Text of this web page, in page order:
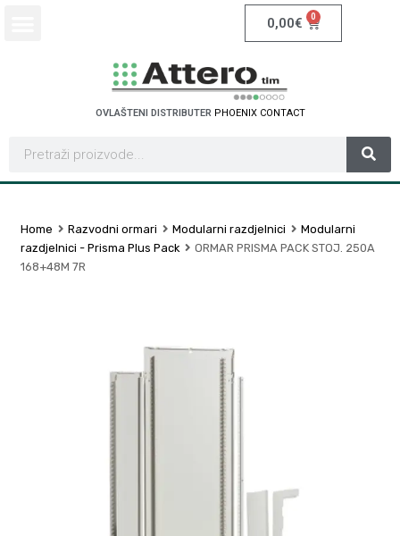
0,00€ 0
OVLAŠTENI DISTRIBUTER PHOENIX CONTACT
Home Razvodni ormari Modularni razdjelnici
Modularni
razdjelnici - Prisma Plus Pack
ORMAR PRISMA PACK STOJ. 250A
168+48M 7R